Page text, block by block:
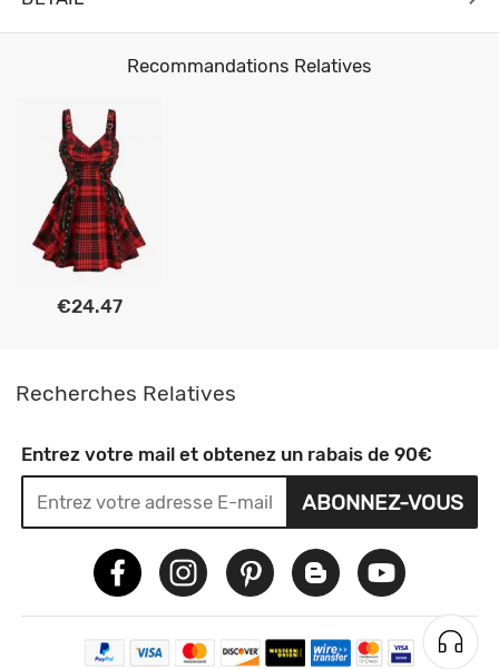
Recommandations Relatives
€24.47
Recherches Relatives
Entrez votre mail et obtenez un rabais de 90€
ABONNEZ-VOUS